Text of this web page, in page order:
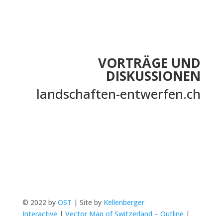
VORTRÄGE UND
DISKUSSIONEN
landschaften-entwerfen.ch
© 2022 by OST | Site by Kellenberger
Interactive | Vector Map of Switzerland – Outline |